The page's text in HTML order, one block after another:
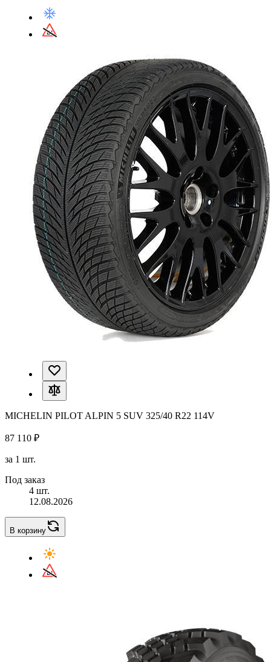
MICHELIN PILOT ALPIN 5 SUV 325/40 R22 114V
87 110 ₽
за 1 шт.
Под заказ
4 шт.
12.08.2026
В корзину